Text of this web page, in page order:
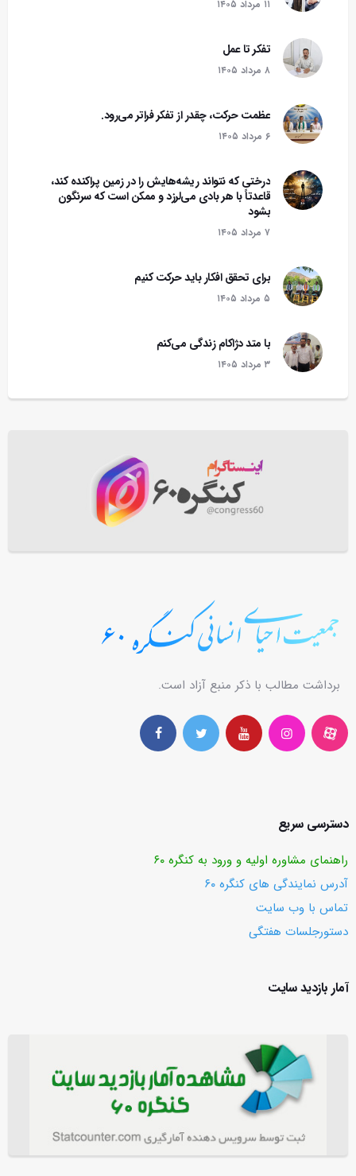
۱۱ مرداد ۱۴۰۵
تفکر تا عمل
۸ مرداد ۱۴۰۵
عظمت حرکت، چقدر از تفکر فراتر می‌رود.
۶ مرداد ۱۴۰۵
درختی که نتواند ریشه‌هایش را در زمین پراکنده کند،
قاعدتاً با هر بادی می‌لرزد و ممکن است که سرنگون
بشود‌
۷ مرداد ۱۴۰۵
برای تحقق افکار باید حرکت کنیم
۵ مرداد ۱۴۰۵
با متد دژاکام زندگی می‌کنم
۳ مرداد ۱۴۰۵
برداشت مطالب با ذکر منبع آزاد است.
دسترسی سریع
راهنمای مشاوره اولیه و ورود به کنگره ۶۰
آدرس نمایندگی های کنگره ۶۰
تماس با وب ‌سایت
دستورجلسات هفتگی
آمار بازدید سایت